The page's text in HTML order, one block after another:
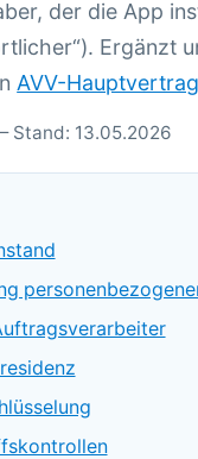
der die App
Ergänzt
AVV-Hauptvertrag
Stand: 13.05.2026